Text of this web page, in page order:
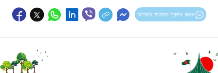
আপনার মতামত প্রদান করুন